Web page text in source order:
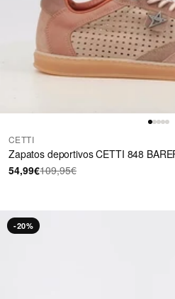
CETTI
Zapatos deportivos CETTI 848
54,99€109,95€
-20%